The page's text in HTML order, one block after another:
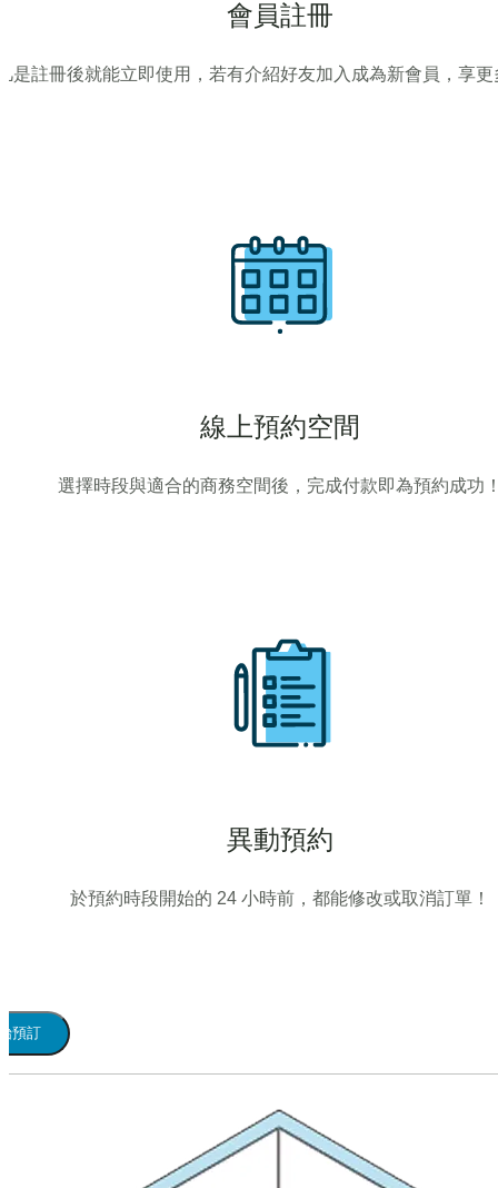
會員註冊
是註冊後就能立即使用，若有介紹好友加入成為新會員，享更
線上預約空間
選擇時段與適合的商務空間後，完成付款即為預約成功
異動預約
於預約時段開始的 24 小時前，都能修改或取消訂單！
預訂